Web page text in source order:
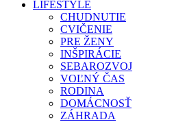
LIFESTYLE
CHUDNUTIE
CVIČENIE
PRE ŽENY
INŠPIRÁCIE
SEBAROZVOJ
VOĽNÝ ČAS
RODINA
DOMÁCNOSŤ
ZÁHRADA